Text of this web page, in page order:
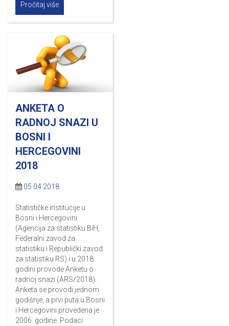
Pročitaj više
ANKETA O
RADNOJ SNAZI U
BOSNI I
HERCEGOVINI
2018
05.04.2018
Statističke institucije u
Bosni i Hercegovini
(Agencija za statistiku BiH,
Federalni zavod za
statistiku i Republički zavod
za statistiku RS) i u 2018.
godini provode Anketu o
radnoj snazi (ARS/2018).
Anketa se provodi jednom
godišnje, a prvi puta u Bosni
i Hercegovini provedena je
2006. godine. Podaci